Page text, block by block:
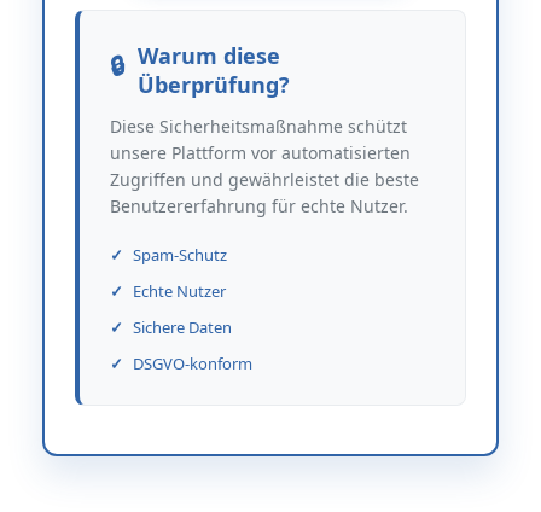
Warum diese
Überprüfung?
Diese Sicherheitsmaßnahme schützt
unsere Plattform vor automatisierten
Zugriffen und gewährleistet die beste
Benutzererfahrung für echte Nutzer.
Spam-Schutz
Echte Nutzer
Sichere Daten
DSGVO-konform